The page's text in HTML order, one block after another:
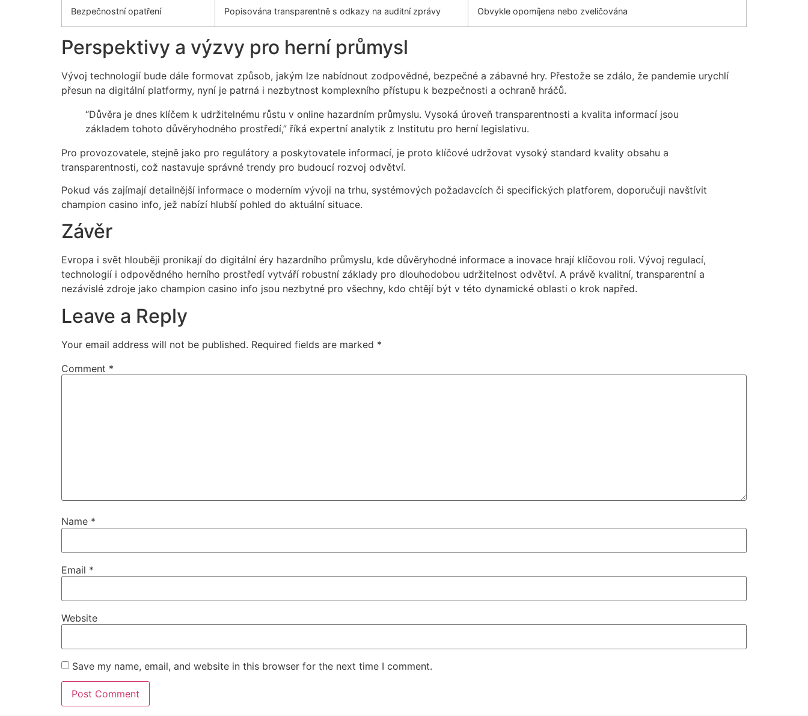
Bezpečnostní opatření Popisována transparentně s odkazy na auditní zprávy Obvykle opomíjena nebo zveličována
Perspektivy a výzvy pro herní průmysl
Vývoj technologií bude dále formovat způsob, jakým lze nabídnout zodpovědné, bezpečné a zábavné hry. Přestože se zdálo, že pandemie urychlí
přesun na digitální platformy, nyní je patrná i nezbytnost komplexního přístupu k bezpečnosti a ochraně hráčů.
“Důvěra je dnes klíčem k udržitelnému růstu v online hazardním průmyslu. Vysoká úroveň transparentnosti a kvalita informací jsou
základem tohoto důvěryhodného prostředí,” říká expertní analytik z Institutu pro herní legislativu.
Pro provozovatele, stejně jako pro regulátory a poskytovatele informací, je proto klíčové udržovat vysoký standard kvality obsahu a
transparentnosti, což nastavuje správné trendy pro budoucí rozvoj odvětví.
Pokud vás zajímají detailnější informace o moderním vývoji na trhu, systémových požadavcích či specifických platforem, doporučuji navštívit
champion casino info, jež nabízí hlubší pohled do aktuální situace.
Závěr
Evropa i svět hlouběji pronikají do digitální éry hazardního průmyslu, kde důvěryhodné informace a inovace hrají klíčovou roli. Vývoj regulací,
technologií i odpovědného herního prostředí vytváří robustní základy pro dlouhodobou udržitelnost odvětví. A právě kvalitní, transparentní a
nezávislé zdroje jako champion casino info jsou nezbytné pro všechny, kdo chtějí být v této dynamické oblasti o krok napřed.
Leave a Reply
Your email address will not be published. Required fields are marked *
Comment *
Name *
Email *
Website
Save my name, email, and website in this browser for the next time I comment.